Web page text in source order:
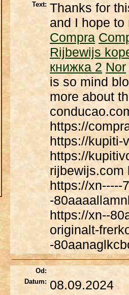
Text: Thanks for
and I hope to
Compra
Rijbewijs
книжка 2 Nor
is so mind
more about
https://
https://kupiti-
https://
rijbewijs.com
https://xn-----
-
https://xn--
originalt-
-
Od:
Datum: 08.09.2024